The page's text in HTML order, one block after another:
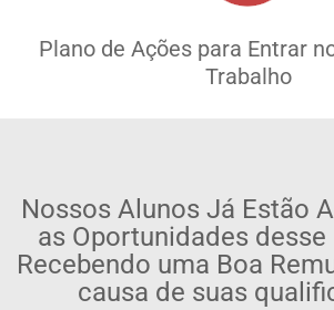
Plano de Ações para Entrar
Trabalho
Nossos Alunos Já Estão
as Oportunidades
Recebendo uma Boa
causa de suas